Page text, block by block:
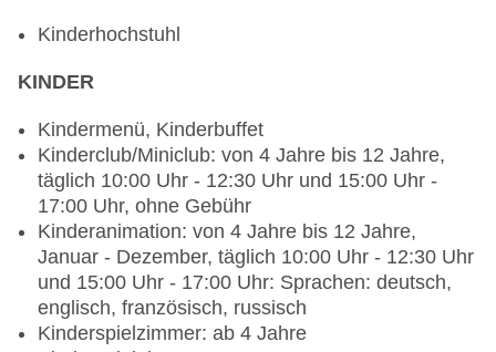
lactosefreie Gerichte: ohne Gebühr, Anfrage
vegetarische Gerichte: ohne Gebühr, Anfrage &
ohne Gebühr, Anfrage notwendig, Reservierung
nicht notwendig, Buffet, ohne Gebühr, bei All
Inclusive inklusive, täglich 06:30 Uhr - 10:00 Uhr,
12:30 Uhr - 14:30 Uhr und 18:30 Uhr - 21:00 Uhr,
klimatisierbar, mit Terrasse, Kinderhochstuhl,
angemessene Kleidung erwünscht
Restaurant „Beach Food Court“: Küche:
international, vegetarische Gerichte: ohne
Gebühr, Anfrage & Reservierung nicht notwendig,
Kinderhochstuhl
KINDER
Kindermenü, Kinderbuffet
Kinderclub/Miniclub: von 4 Jahre bis 12 Jahre,
täglich 10:00 Uhr - 12:30 Uhr und 15:00 Uhr -
17:00 Uhr, ohne Gebühr
Kinderanimation: von 4 Jahre bis 12 Jahre,
Januar - Dezember, täglich 10:00 Uhr - 12:30 Uhr
und 15:00 Uhr - 17:00 Uhr: Sprachen: deutsch,
englisch, französisch, russisch
Kinderspielzimmer: ab 4 Jahre